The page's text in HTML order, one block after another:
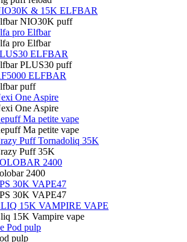
& 15K ELFBAR
NIO30K puff
pro Elfbar
pro Elfbar
ELFBAR
PLUS30 puff
ELFBAR
puff
One Aspire
One Aspire
Ma petite vape
Ma petite vape
Puff Tornadoliq 35K
Puff 35K
2400
2400
30K VAPE47
30K VAPE47
15K VAMPIRE VAPE
15K Vampire vape
Pod pulp
pulp